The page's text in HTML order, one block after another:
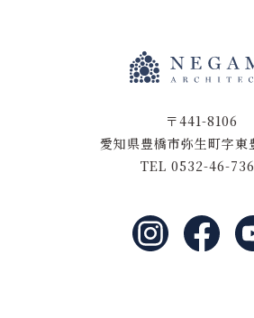
〒441-8106
愛知県豊橋市弥生町字東
TEL 0532-46-